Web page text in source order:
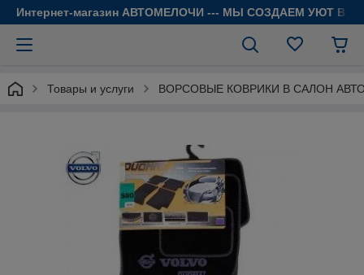
Интернет-магазин АВТОМЕЛОЧИ --- МЫ СОЗДАЕМ УЮТ В
Товары и услуги ВОРСОВЫЕ КОВРИКИ В САЛОН